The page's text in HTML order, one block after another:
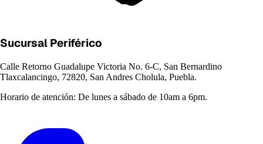
Sucursal Periférico
Calle Retorno Guadalupe Victoria No. 6-C, San Bernardino
Tlaxcalancingo, 72820, San Andres Cholula, Puebla.
Horario de atención: De lunes a sábado de 10am a 6pm.